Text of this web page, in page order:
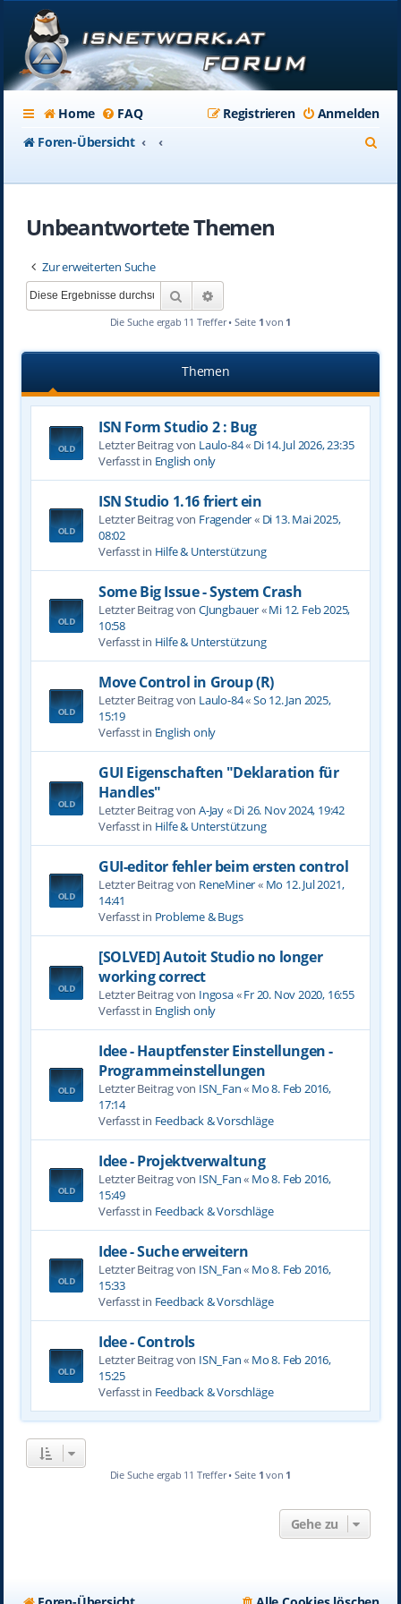
Home FAQ Anmelden
Registrieren
Foren-Übersicht
Unbeantwortete Themen
Zur erweiterten Suche
Suche
Die Suche ergab 11 Treffer • Seite 1 von 1
Themen
ISN Form Studio 2 : Bug
Letzter Beitrag von Laulo-84« Di 14. Jul 2026, 23:35
Verfasst in English only
ISN Studio 1.16 friert ein
Letzter Beitrag von Fragender« Di 13. Mai 2025,
08:02
Verfasst in Hilfe & Unterstützung
Some Big Issue - System Crash
Letzter Beitrag von CJungbauer«Mi 12. Feb 2025,
10:58
Verfasst in Hilfe & Unterstützung
Move Control in Group (R)
Letzter Beitrag von Laulo-84«So 12. Jan 2025,
15:19
Verfasst in English only
GUI Eigenschaften "Deklaration für
Handles"
Letzter Beitrag von A-Jay«Di 26. Nov 2024, 19:42
Verfasst in Hilfe & Unterstützung
GUI-editor fehler beim ersten control
Letzter Beitrag von ReneMiner« Mo 12. Jul 2021,
14:41
Verfasst in Probleme & Bugs
[SOLVED] Autoit Studio no longer
working correct
Letzter Beitrag von Ingosa«Fr 20. Nov 2020, 16:55
Verfasst in English only
Idee - Hauptfenster Einstellungen -
Programmeinstellungen
Letzter Beitrag von ISN_Fan« Mo 8. Feb 2016,
17:14
Verfasst in Feedback & Vorschläge
Idee - Projektverwaltung
Letzter Beitrag von ISN_Fan« Mo 8. Feb 2016,
15:49
Verfasst in Feedback & Vorschläge
Idee - Suche erweitern
Letzter Beitrag von ISN_Fan« Mo 8. Feb 2016,
15:33
Verfasst in Feedback & Vorschläge
Idee - Controls
Letzter Beitrag von ISN_Fan« Mo 8. Feb 2016,
15:25
Verfasst in Feedback & Vorschläge
Die Suche ergab 11 Treffer • Seite 1 von 1
Gehe zu